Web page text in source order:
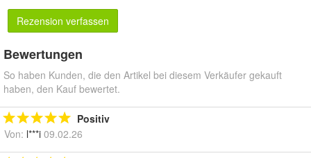
Rezension verfassen
Bewertungen
So haben Kunden, die den Artikel bei diesem Verkäufer gekauft
haben, den Kauf bewertet.
Positiv
Von: l***i 09.02.26